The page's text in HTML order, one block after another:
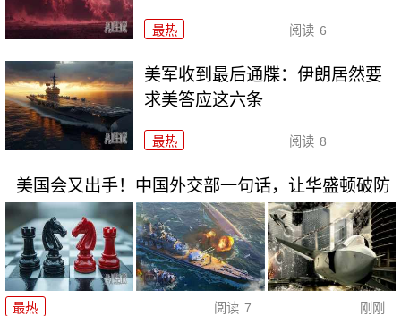
最热 阅读 6
美军收到最后通牒：伊朗居然要
求美答应这六条
最热 阅读 8
美国会又出手！中国外交部一句话，让华盛顿破防
最热 阅读 7 刚刚